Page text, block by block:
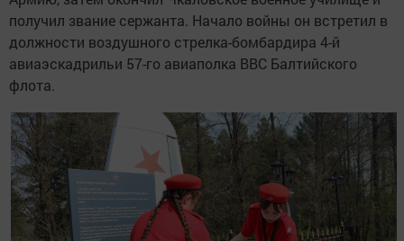
получил звание сержанта. Начало войны он встретил в
должности воздушного стрелка-бомбардира 4-й
авиаэскадрильи 57-го авиаполка ВВС Балтийского
флота.